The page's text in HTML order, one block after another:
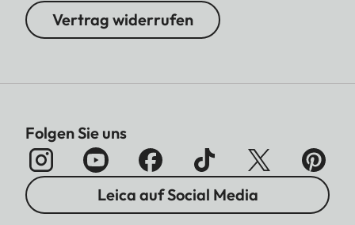
Vertrag widerrufen
Folgen Sie uns
Leica auf Social Media